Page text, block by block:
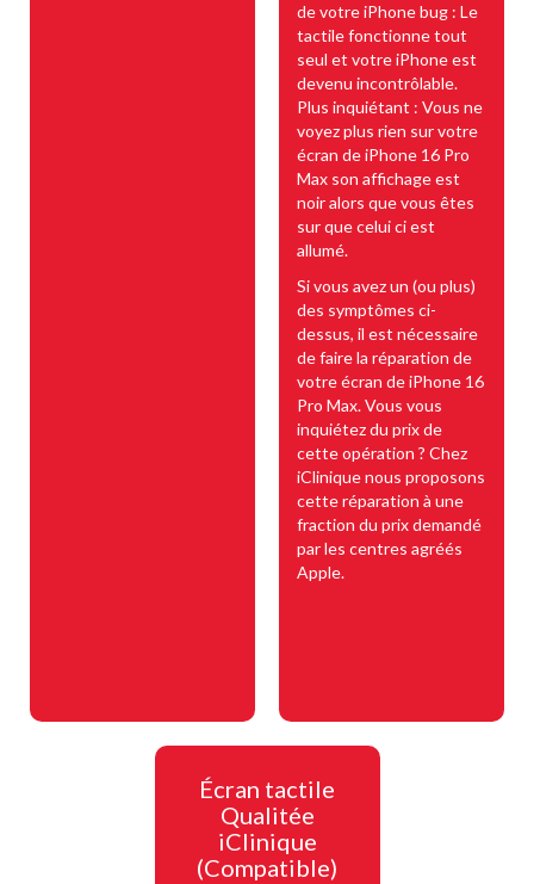
de votre iPhone bug : Le
tactile fonctionne tout
seul et votre iPhone est
devenu incontrôlable.
Plus inquiétant : Vous ne
voyez plus rien sur votre
écran de iPhone 16 Pro
Max son affichage est
noir alors que vous êtes
sur que celui ci est
allumé.
Si vous avez un (ou plus)
des symptômes ci-
dessus, il est nécessaire
de faire la réparation de
votre écran de iPhone 16
Pro Max. Vous vous
inquiétez du prix de
cette opération ? Chez
iClinique nous proposons
cette réparation à une
fraction du prix demandé
par les centres agréés
Apple.
Écran tactile
Qualitée
iClinique
(Compatible)